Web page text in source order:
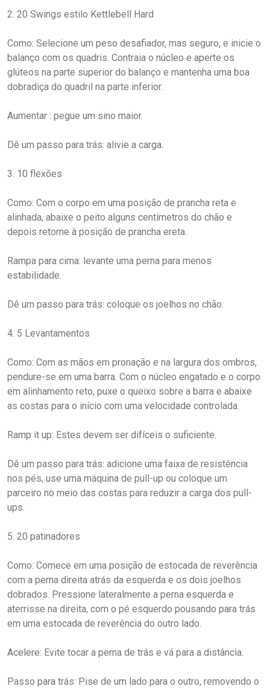
2. 20 Swings estilo Kettlebell Hard
Como: Selecione um peso desafiador, mas seguro, e inicie o
balanço com os quadris. Contraia o núcleo e aperte os
glúteos na parte superior do balanço e mantenha uma boa
dobradiça do quadril na parte inferior.
Aumentar : pegue um sino maior.
Dê um passo para trás: alivie a carga.
3. 10 flexões
Como: Com o corpo em uma posição de prancha reta e
alinhada, abaixe o peito alguns centímetros do chão e
depois retorne à posição de prancha ereta.
Rampa para cima: levante uma perna para menos
estabilidade.
Dê um passo para trás: coloque os joelhos no chão.
4. 5 Levantamentos
Como: Com as mãos em pronação e na largura dos ombros,
pendure-se em uma barra. Com o núcleo engatado e o corpo
em alinhamento reto, puxe o queixo sobre a barra e abaixe
as costas para o início com uma velocidade controlada.
Ramp it up: Estes devem ser difíceis o suficiente.
Dê um passo para trás: adicione uma faixa de resistência
nos pés, use uma máquina de pull-up ou coloque um
parceiro no meio das costas para reduzir a carga dos pull-
ups.
5. 20 patinadores
Como: Comece em uma posição de estocada de reverência
com a perna direita atrás da esquerda e os dois joelhos
dobrados. Pressione lateralmente a perna esquerda e
aterrisse na direita, com o pé esquerdo pousando para trás
em uma estocada de reverência do outro lado.
Acelere: Evite tocar a perna de trás e vá para a distância.
Passo para trás: Pise de um lado para o outro, removendo o